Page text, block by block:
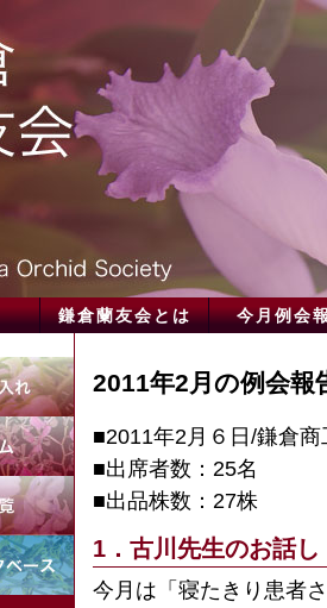
鎌倉蘭友会とは 今月例会
2011年2月の例会報
■2011年2月６日/鎌倉
■出席者数：25名
■出品株数：27株
1．古川先生のお話し
今月は「寝たきり患者